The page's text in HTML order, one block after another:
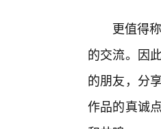
更值得
的交流。因
的朋友，分
作品的真诚